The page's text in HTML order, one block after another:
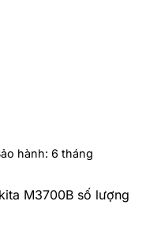
hành: 6 tháng
M3700B số lượng